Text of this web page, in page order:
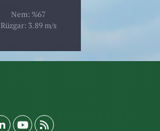
Nem: %67
Rüzgar: 3.89 m/s